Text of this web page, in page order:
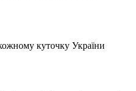
куточку України